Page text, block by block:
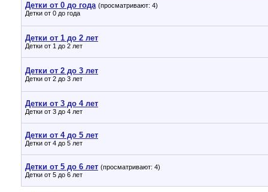
Детки от 0 до года (просматривают: 4)
Детки от 0 до года
Детки от 1 до 2 лет
Детки от 1 до 2 лет
Детки от 2 до 3 лет
Детки от 2 до 3 лет
Детки от 3 до 4 лет
Детки от 3 до 4 лет
Детки от 4 до 5 лет
Детки от 4 до 5 лет
Детки от 5 до 6 лет (просматривают: 4)
Детки от 5 до 6 лет